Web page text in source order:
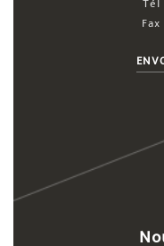
Tél